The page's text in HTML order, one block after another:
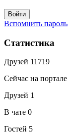
Вспомнить пароль
Статистика
Друзей 11719
Сейчас на портале
Друзей 1
В чате 0
Гостей 5